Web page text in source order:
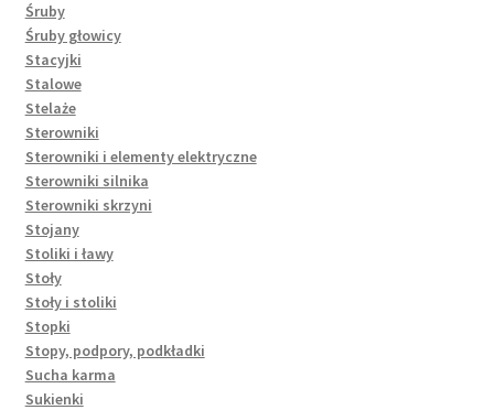
Śruby
Śruby głowicy
Stacyjki
Stalowe
Stelaże
Sterowniki
Sterowniki i elementy elektryczne
Sterowniki silnika
Sterowniki skrzyni
Stojany
Stoliki i ławy
Stoły
Stoły i stoliki
Stopki
Stopy, podpory, podkładki
Sucha karma
Sukienki